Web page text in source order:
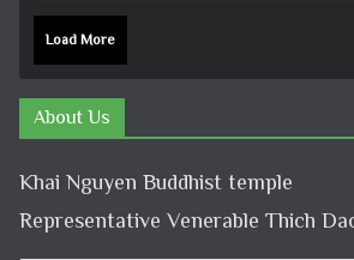
Load More
About Us
Khai Nguyen Buddhist temple
Representative Venerable Thich